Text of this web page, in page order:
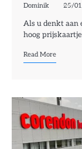
Dominik 25/
Als u denkt aan
hoog
Read More